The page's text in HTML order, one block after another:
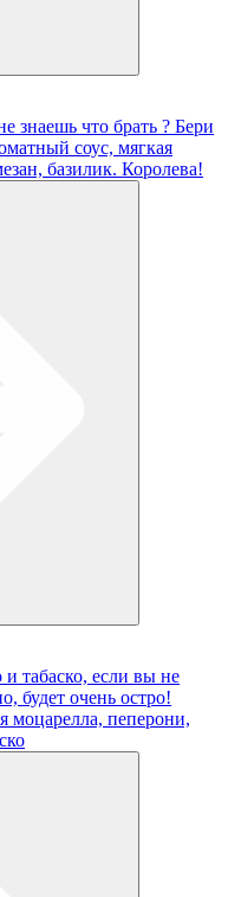
знаешь что брать ? Бери
соус, мягкая
базилик. Королева!
табаско, если вы не
будет очень остро!
моцарелла, пеперони,